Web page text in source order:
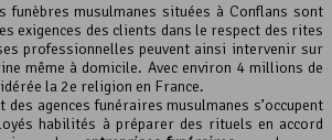
funèbres musulmanes situées à Conflans sont
exigences des clients dans le respect des rites
professionnelles peuvent ainsi intervenir sur
même à domicile. Avec environ 4 millions de
la 2e religion en France.
des agences funéraires musulmanes s’occupent
habilités à préparer des rituels en accord